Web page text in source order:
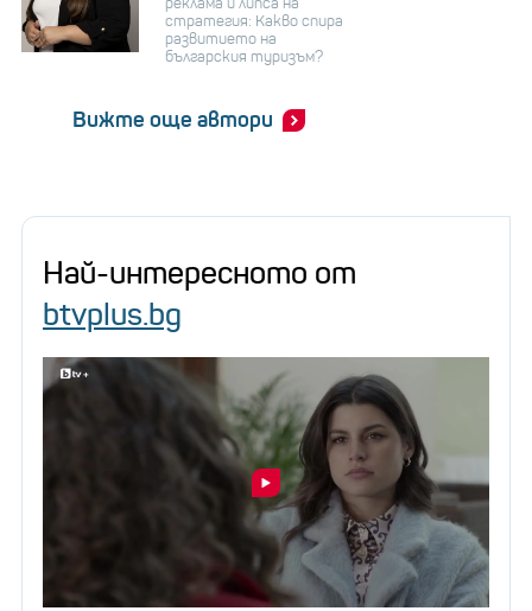
стратегия: Какво спира
развитието на
българския туризъм?
Вижте още автори
Най-интересното от
btvplus.bg